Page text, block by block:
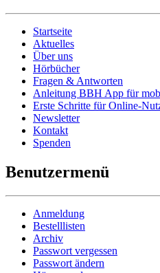
Startseite
Aktuelles
Über uns
Hörbücher
Fragen & Antworten
Anleitung BBH App für
Erste Schritte für Online-
Newsletter
Kontakt
Spenden
Benutzermenü
Anmeldung
Bestelllisten
Archiv
Passwort vergessen
Passwort ändern